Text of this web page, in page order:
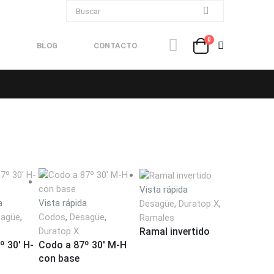
BLOG CONTACTO
0
,
30′ H-
Vista rápida
Codos, Desagüe,
Duratop X
Codo a 87º 30′ M-H
con base
Este
producto
tiene
múltiples
Vista rápida
Desagüe, Duratop X,
Ramales
Ramal invertido